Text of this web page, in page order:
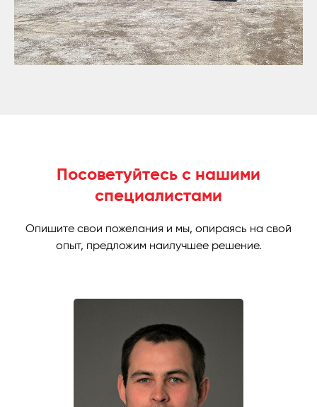
Посоветуйтесь с нашими
специалистами
Опишите свои пожелания и мы, опираясь на свой
опыт, предложим наилучшее решение.